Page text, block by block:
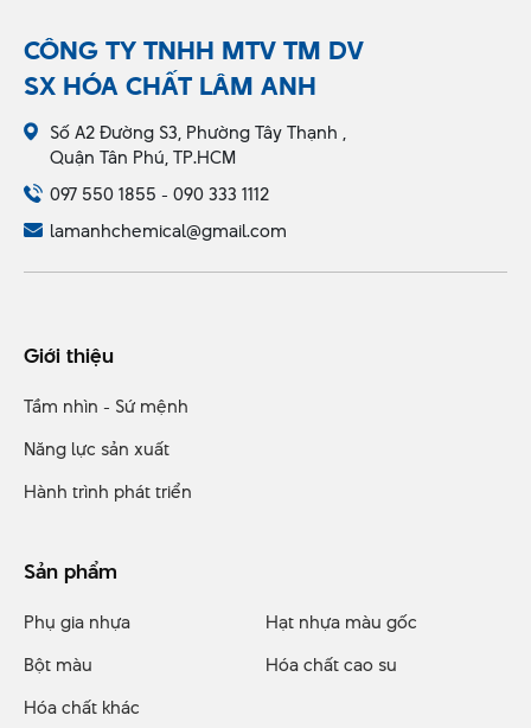
CÔNG TY TNHH MTV TM DV
SX HÓA CHẤT LÂM ANH
Số A2 Đường S3, Phường Tây Thạnh ,
Quận Tân Phú, TP.HCM
097 550 1855 - 090 333 1112
lamanhchemical@gmail.com
Giới thiệu
Tầm nhìn - Sứ mệnh
Năng lực sản xuất
Hành trình phát triển
Sản phẩm
Phụ gia nhựa
Hạt nhựa màu gốc
Bột màu
Hóa chất cao su
Hóa chất khác